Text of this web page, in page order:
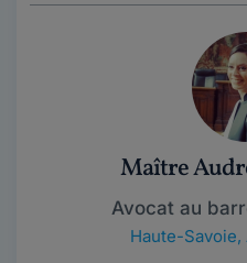
Maître
Avocat au
Haute-Savoie,